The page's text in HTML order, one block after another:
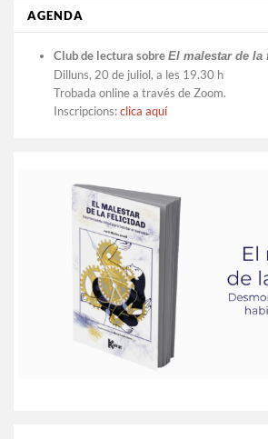
AGENDA
Club de lectura sobre El malestar de la
Dilluns, 20 de juliol, a les 19.30 h
Trobada online a través de Zoom.
Inscripcions:clica aquí